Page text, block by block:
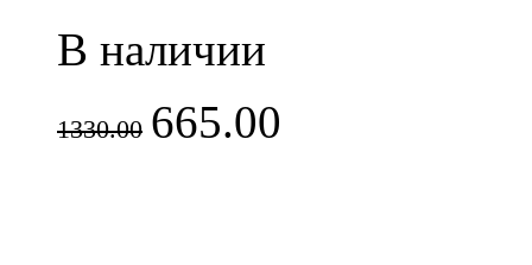
В наличии
1330.00 665.00